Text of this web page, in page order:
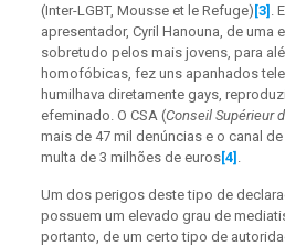
(Inter-LGBT, Mousse et le Refuge) [3] .
apresentador, Cyril Hanouna, de uma
sobretudo pelos mais jovens, para
homofóbicas, fez uns apanhados
humilhava diretamente gays,
efeminado. O CSA (Conseil Supérieur
mais de 47 mil denúncias e o canal
multa de 3 milhões de euros[4]
Um dos perigos deste tipo de
possuem um elevado grau de
portanto, de um certo tipo de